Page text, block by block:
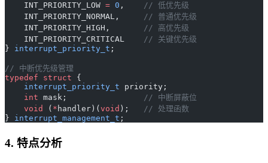
    INT_PRIORITY_LOW
= 0 ,
    // 低优先级
    INT_PRIORITY_NORMAL,
     // 普通优先级
    INT_PRIORITY_HIGH,
       // 高优先级
    INT_PRIORITY_CRITICAL
    // 关键优先级
} interrupt_priority_t ;
// 中断优先级管理
typedef struct {
    interrupt_priority_t
priority;
    int
mask;
                // 中断屏蔽位
    void
( * handler)( void );
   // 处理函数
} interrupt_management_t ;
4. 特点分析